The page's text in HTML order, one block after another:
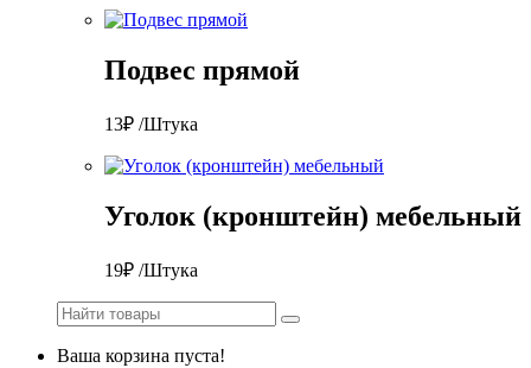
Подвес прямой
13₽ /Штука
Уголок (кронштейн) мебельный
19₽ /Штука
Ваша корзина пуста!